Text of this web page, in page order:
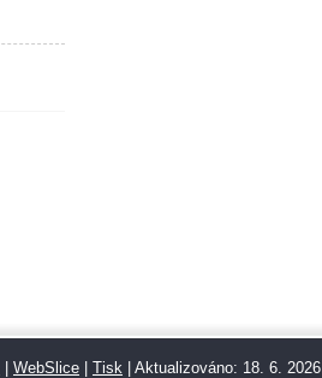
WebSlice Tisk Aktualizováno: 18. 6. 2026